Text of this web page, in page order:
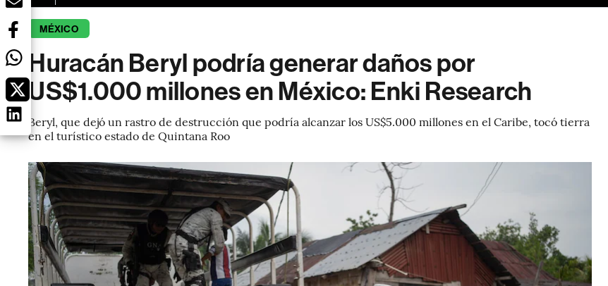
MÉXICO
Huracán Beryl podría generar daños por
US$1.000 millones en México: Enki Research
Beryl, que dejó un rastro de destrucción que podría alcanzar los US$5.000 millones en el Caribe, tocó tierra
en el turístico estado de Quintana Roo